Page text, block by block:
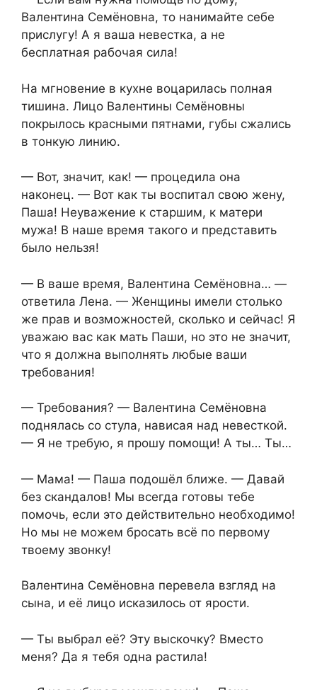
Валентина Семёновна, то нанимайте себе
прислугу! А я ваша невестка, а не
бесплатная рабочая сила!
На мгновение в кухне воцарилась полная
тишина. Лицо Валентины Семёновны
покрылось красными пятнами, губы сжались
в тонкую линию.
— Вот, значит, как! — процедила она
наконец. — Вот как ты воспитал свою жену,
Паша! Неуважение к старшим, к матери
мужа! В наше время такого и представить
было нельзя!
— В ваше время, Валентина Семёновна… —
ответила Лена. — Женщины имели столько
же прав и возможностей, сколько и сейчас! Я
уважаю вас как мать Паши, но это не значит,
что я должна выполнять любые ваши
требования!
— Требования? — Валентина Семёновна
поднялась со стула, нависая над невесткой.
— Я не требую, я прошу помощи! А ты… Ты…
— Мама! — Паша подошёл ближе. — Давай
без скандалов! Мы всегда готовы тебе
помочь, если это действительно необходимо!
Но мы не можем бросать всё по первому
твоему звонку!
Валентина Семёновна перевела взгляд на
сына, и её лицо исказилось от ярости.
— Ты выбрал её? Эту выскочку? Вместо
меня? Да я тебя одна растила!